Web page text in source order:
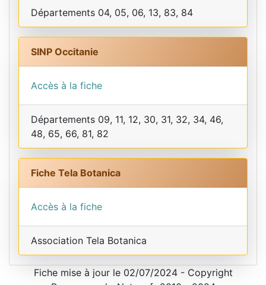
Départements 04, 05, 06, 13, 83, 84
SINP Occitanie
Accès à la fiche
Départements 09, 11, 12, 30, 31, 32, 34, 46,
48, 65, 66, 81, 82
Fiche Tela Botanica
Accès à la fiche
Association Tela Botanica
Fiche mise à jour le 02/07/2024 - Copyright